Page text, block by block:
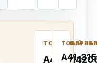
ТОВАРНЫЙ
А40-А41-